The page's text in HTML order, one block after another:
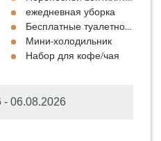
ежедневная уборка
Бесплатные туалетно-
Мини-холодильник
Набор для кофе/чая